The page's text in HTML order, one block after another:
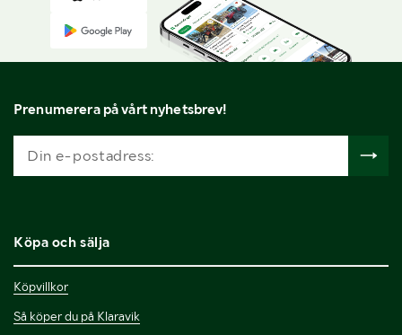
Prenumerera på vårt nyhetsbrev!
Köpa och sälja
Köpvillkor
Så köper du på Klaravik